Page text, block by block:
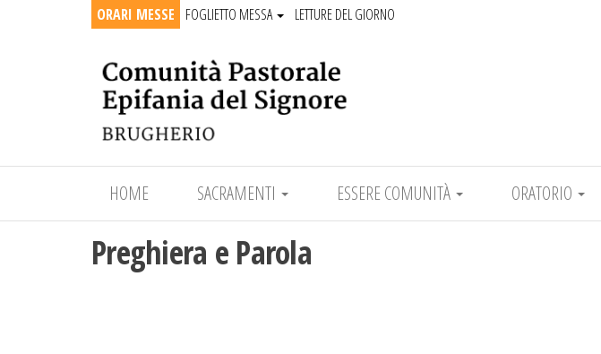
ORARI MESSE FOGLIETTO MESSA LETTURE DEL GIORNO
Epifania del Signore
HOME SACRAMENTI ESSERE COMUNITÀ ORATORIO
Preghiera e Parola